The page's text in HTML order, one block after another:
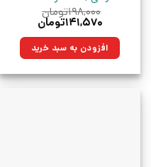
۱۹۸,۰۰۰تومان
قیمت
۱۹۸,۰۰۰تومان
بود.
۱۴۱,۵۷۰تومان
۱۴۱,۵۷۰تومان.افزودن به سبد خرید